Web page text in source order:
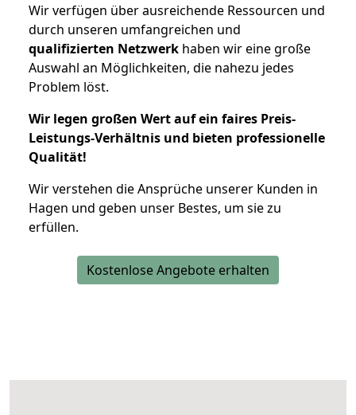
Wir verfügen über ausreichende Ressourcen und
durch unseren umfangreichen und
qualifizierten Netzwerk haben wir eine große
Auswahl an Möglichkeiten, die nahezu jedes
Problem löst.
Wir legen großen Wert auf ein faires Preis-
Leistungs-Verhältnis und bieten professionelle
Qualität!
Wir verstehen die Ansprüche unserer Kunden in
Hagen und geben unser Bestes, um sie zu
erfüllen.
Kostenlose Angebote erhalten